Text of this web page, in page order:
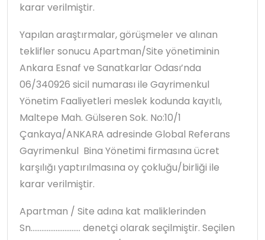
karar verilmiştir.
Yapılan araştırmalar, görüşmeler ve alınan
teklifler sonucu Apartman/Site yönetiminin
Ankara Esnaf ve Sanatkarlar Odası’nda
06/340926 sicil numarası ile Gayrimenkul
Yönetim Faaliyetleri meslek kodunda kayıtlı,
Maltepe Mah. Gülseren Sok. No:10/1
Çankaya/ANKARA adresinde Global Referans
Gayrimenkul Bina Yönetimi firmasına ücret
karşılığı yaptırılmasına oy çokluğu/birliği ile
karar verilmiştir.
Apartman / Site adına kat maliklerinden
Sn………………….…… denetçi olarak seçilmiştir. Seçilen